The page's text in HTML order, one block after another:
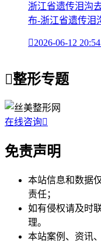
浙江省遗传泪沟
布-浙江省遗传泪
2026-06-12
整形专题
在线咨询
免责声明
本站信息和数据
责任；
如有侵权请及时
理。
本站案例、资讯